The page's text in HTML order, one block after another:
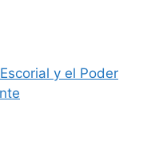
y el Poder